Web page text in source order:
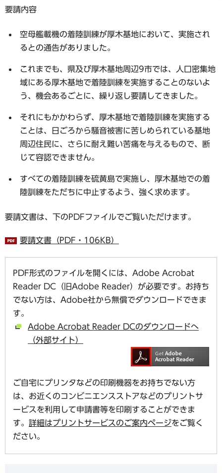
要請内容
空母艦載機の着陸訓練が厚木基地において、実施され
るとの通告がありました。
これまでも、県及び厚木基地周辺9市では、人口密集地
域にある厚木基地で着陸訓練を実施することのないよ
う、機会あるごとに、繰り返し要請してきました。
それにもかかわらず、厚木基地で着陸訓練を実施する
ことは、日ごろから騒音被害に苦しめられている基地
周辺住民に、さらに耐え難い苦痛を与えるもので、断
じて容認できません。
すべての着陸訓練を硫黄島で実施し、厚木基地での着
陸訓練をただちに中止するよう、強く求めます。
要請文書は、下のPDFファイルでご覧いただけます。
要請文書（PDF・106KB）
PDF形式のファイルを開くには、Adobe Acrobat
Reader DC（旧Adobe Reader）が必要です。お持ち
でない方は、Adobe社から無償でダウンロードできま
す。
Adobe Acrobat Reader DCのダウンロードへ
（外部サイト）
ご自宅にプリンタなどの印刷機器をお持ちでない方
は、お近くのコンビニエンスストアなどのプリントサ
ービスを利用して申請書等を印刷することができま
す。 詳細はプリントサービスのご案内ページをご覧く
ださい。